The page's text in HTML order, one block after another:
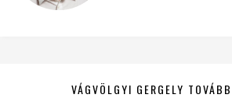
VÁGVÖLGYI GERGELY